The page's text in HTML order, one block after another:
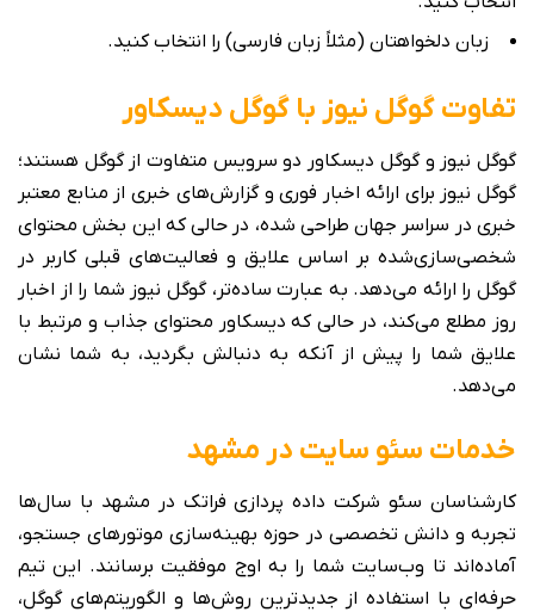
زبان دلخواهتان (مثلاً زبان فارسی) را انتخاب کنید.
تفاوت گوگل نیوز با گوگل دیسکاور
گوگل نیوز و گوگل دیسکاور دو سرویس متفاوت از گوگل هستند؛
گوگل نیوز برای ارائه اخبار فوری و گزارش‌های خبری از منابع معتبر
خبری در سراسر جهان طراحی شده، در حالی که این بخش محتوای
شخصی‌سازی‌شده بر اساس علایق و فعالیت‌های قبلی کاربر در
گوگل را ارائه می‌دهد. به عبارت ساده‌تر، گوگل نیوز شما را از اخبار
روز مطلع می‌کند، در حالی که دیسکاور محتوای جذاب و مرتبط با
علایق شما را پیش از آنکه به دنبالش بگردید، به شما نشان
می‌دهد.
خدمات سئو سایت در مشهد
کارشناسان سئو شرکت داده پردازی فراتک در مشهد با سال‌ها
تجربه و دانش تخصصی در حوزه بهینه‌سازی موتورهای جستجو،
آماده‌اند تا وب‌سایت شما را به اوج موفقیت برسانند. این تیم
حرفه‌ای با استفاده از جدیدترین روش‌ها و الگوریتم‌های گوگل،